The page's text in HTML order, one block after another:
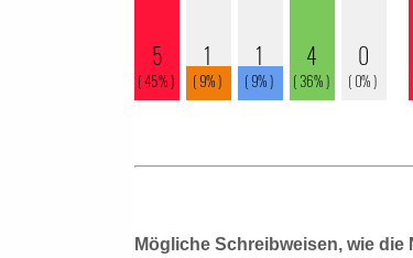
Mögliche Schreibweisen, wie